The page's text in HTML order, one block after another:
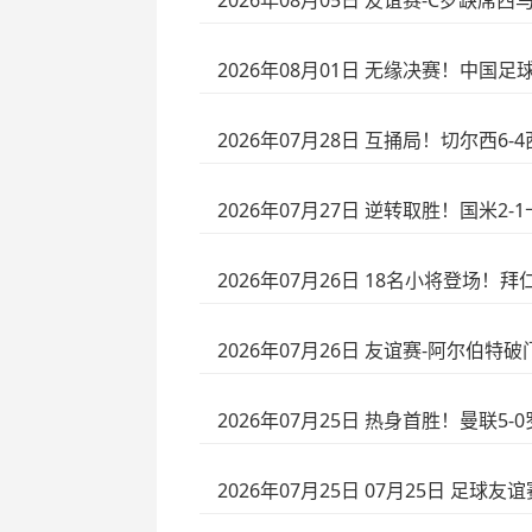
2026年08月01日 无缘决赛！中国足
2026年07月28日 互捅局！切尔西6-
2026年07月27日 逆转取胜！国米2-
2026年07月26日 18名小将登场！拜
2026年07月26日 友谊赛-阿尔伯特
2026年07月25日 热身首胜！曼联5-
2026年07月25日 07月25日 足球友